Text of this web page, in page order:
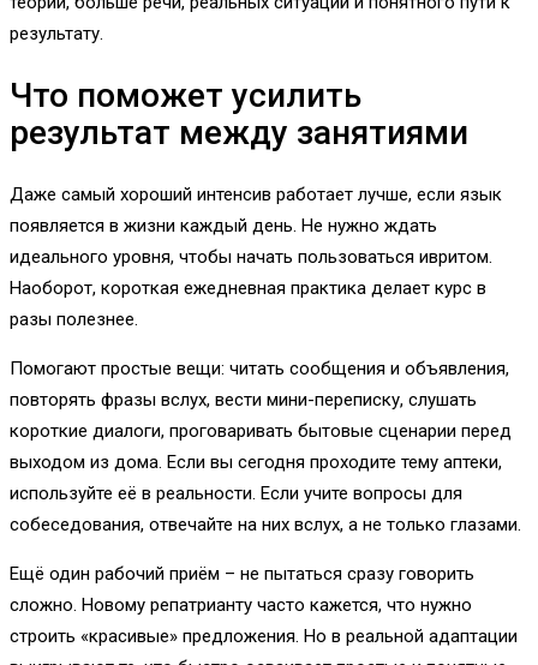
результату.
Что поможет усилить
результат между занятиями
Даже самый хороший интенсив работает лучше, если язык
появляется в жизни каждый день. Не нужно ждать
идеального уровня, чтобы начать пользоваться ивритом.
Наоборот, короткая ежедневная практика делает курс в
разы полезнее.
Помогают простые вещи: читать сообщения и объявления,
повторять фразы вслух, вести мини-переписку, слушать
короткие диалоги, проговаривать бытовые сценарии перед
выходом из дома. Если вы сегодня проходите тему аптеки,
используйте её в реальности. Если учите вопросы для
собеседования, отвечайте на них вслух, а не только глазами.
Ещё один рабочий приём – не пытаться сразу говорить
сложно. Новому репатрианту часто кажется, что нужно
строить «красивые» предложения. Но в реальной адаптации